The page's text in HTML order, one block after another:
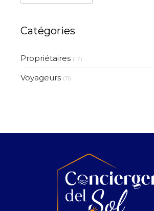
Catégories
Propriétaires (17)
Voyageurs (11)